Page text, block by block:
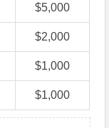
$5,000
$2,000
$1,000
$1,000